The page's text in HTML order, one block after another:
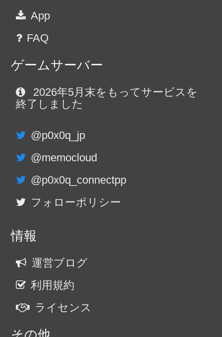
App
FAQ
ゲームサーバー
2026年5月末をもってサービスを
終了しました
@p0x0q_jp
@memocloud
@p0x0q_connectpp
フォローポリシー
情報
運営ブログ
利用規約
ライセンス